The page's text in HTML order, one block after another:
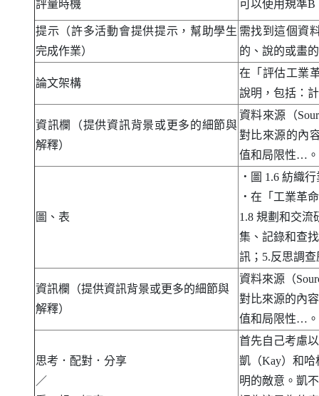
評量時機 可以使用規準B
提示（許多活動會提供提示，幫助學生
完成作業）
需找到這個資
的、說的或畫
論文架構
在「評估工業
說明，包括：
資訊欄（提供資訊背景或更多的細節與
解釋）
資料來源（
對比來源的內
值和局限性…。
圖、表
． 圖 1.6 紡織
． 在「工業革
1.8 規劃和交流
集、記錄和查
訊；5.反思調
資訊欄（提供資訊背景或更多的細節與
解釋）
資料來源（
對比來源的內
值和局限性…。
思考．配對．分享
／
首先自己考慮
凱（Kay）和哈
明的敵意。凱